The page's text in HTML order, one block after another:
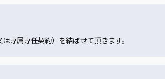
専属専任契約）を結ばせて頂きます。